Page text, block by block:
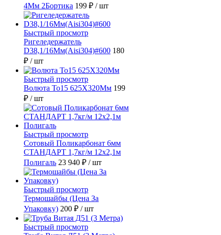
4Мм 2Бортика 199 ₽ / шт
Быстрый просмотр
Ригеледержатель
D38,1/16Мм(Aisi304)#600 180
₽ / шт
Быстрый просмотр
Волюта То15 625X320Мм 199
₽ / шт
Быстрый просмотр
Сотовый Поликарбонат 6мм
СТАНДАРТ 1,7кг/м 12х2,1м
Полигаль 23 940 ₽ / шт
Быстрый просмотр
Термошайбы (Цена За
Упаковку) 200 ₽ / шт
Быстрый просмотр